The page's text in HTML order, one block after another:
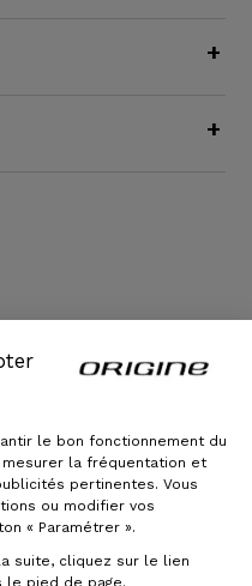
le bon fonctionnement du
la fréquentation et
pertinentes. Vous
ou modifier vos
« Paramétrer ».
suite, cliquez sur le lien
le pied de page.
+
+